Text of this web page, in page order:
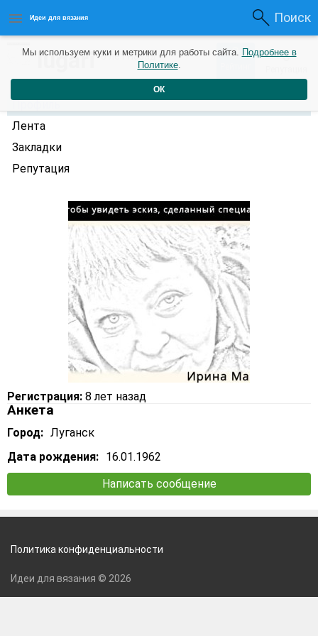
Идеи для вязания Поиск
lugari8 лет назад 0 0
Профиль
Лента
Закладки
Репутация
Регистрация: 8 лет назад
Анкета
Город: Луганск
Дата рождения: 16.01.1962
Написать сообщение
Мы используем куки и метрики для работы сайта. Подробнее в
Политике.
ОК
Политика конфиденциальности
Идеи для вязания © 2026